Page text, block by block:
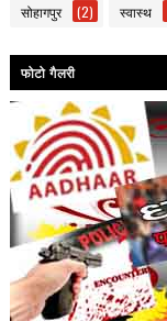
सोहागपुर (2) स्वास्थ
फोटो गैलरी